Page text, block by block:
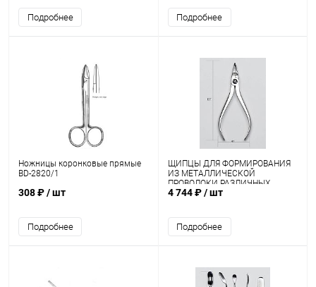
Подробнее Подробнее
Ножницы коронковые прямые
BD-2820/1
308 ₽/ шт
Подробнее
ЩИПЦЫ ДЛЯ ФОРМИРОВАНИЯ
ИЗ МЕТАЛЛИЧЕСКОЙ
ПРОВОЛОКИ РАЗЛИЧНЫХ
ЭЛЕМЕНТОВ
4 744 ₽/ шт
Подробнее